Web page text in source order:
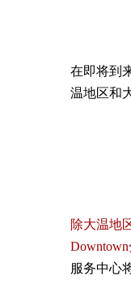
在即将到
温地区和
除大温地
服务中心